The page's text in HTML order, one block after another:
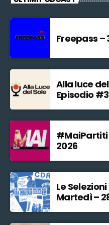
Freepass –
Alla luce
Episodio #3
#MaiPartiti
2026
Le
Martedì –